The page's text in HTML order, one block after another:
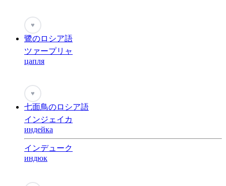
♥
鷺のロシア語
ツァープリャ
цапля
♥
七面鳥のロシア語
インジェイカ
индейка
インデューク
индюк